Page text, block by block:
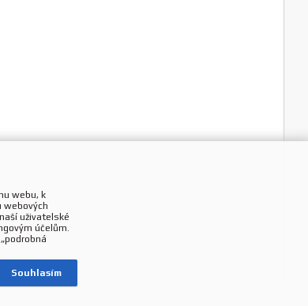
webu, k
webových
uživatelské
účelům.
Souhlasím